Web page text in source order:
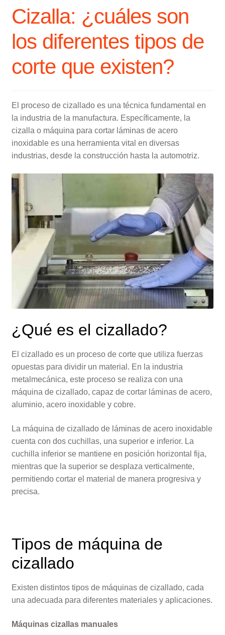
Cizalla: ¿cuáles son
los diferentes tipos de
corte que existen?
El proceso de cizallado es una técnica fundamental en
la industria de la manufactura. Específicamente, la
cizalla o máquina para cortar láminas de acero
inoxidable es una herramienta vital en diversas
industrias, desde la construcción hasta la automotriz.
¿Qué es el cizallado?
El cizallado es un proceso de corte que utiliza fuerzas
opuestas para dividir un material. En la industria
metalmecánica, este proceso se realiza con una
máquina de cizallado, capaz de cortar láminas de acero,
aluminio, acero inoxidable y cobre.
La máquina de cizallado de láminas de acero inoxidable
cuenta con dos cuchillas, una superior e inferior. La
cuchilla inferior se mantiene en posición horizontal fija,
mientras que la superior se desplaza verticalmente,
permitiendo cortar el material de manera progresiva y
precisa.
Tipos de máquina de
cizallado
Existen distintos tipos de máquinas de cizallado, cada
una adecuada para diferentes materiales y aplicaciones.
Máquinas cizallas manuales